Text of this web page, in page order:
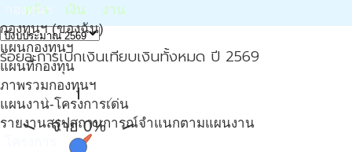
กองทุนฯ
กองทุนฯ (ของฉัน)
แผนกองทุนฯ
แผนที่กองทุน
ภาพรวมกองทุนฯ
แผนงาน-โครงการเด่น
รายงานสรุปสถานการณ์จำแนกตามแผนงาน
หลัก
เงิน
งาน
ร้อยละการเบิกเงินเทียบเงินทั้งหมด ปี 2569
จ่าย 0%